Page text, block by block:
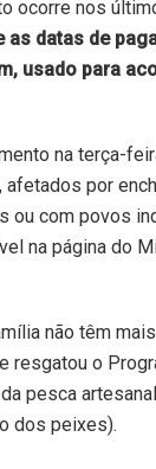
ocorre nos
datas de
usado para
na terça-
por
ou com povos
na página do
não têm
resgatou o
pesca
dos peixes).